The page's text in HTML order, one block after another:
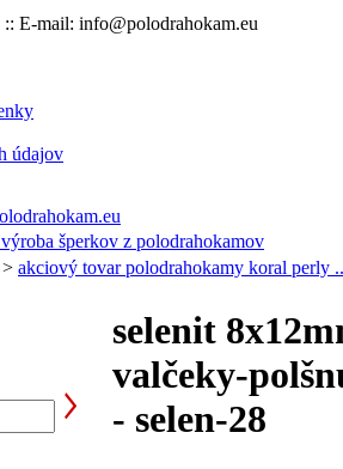
E-mail: info@polodrahokam.eu
údajov
> akciový tovar polodrahokamy koral perly
selenit
valčeky-
- selen-28